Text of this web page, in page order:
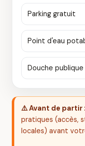
Parking gratuit
Point d'eau
Douche publique
⚠️ Avant de partir :
pratiques (accès,
locales) avant